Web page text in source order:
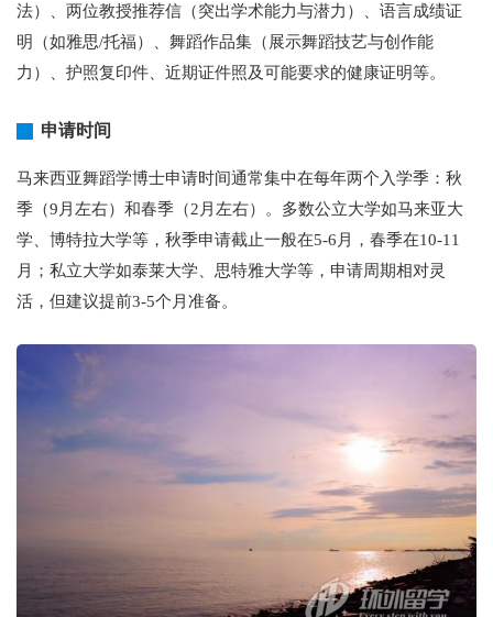
法）、两位教授推荐信（突出学术能力与潜力）、语言成绩证
明（如雅思/托福）、舞蹈作品集（展示舞蹈技艺与创作能
力）、护照复印件、近期证件照及可能要求的健康证明等。
申请时间
马来西亚舞蹈学博士申请时间通常集中在每年两个入学季：秋
季（9月左右）和春季（2月左右）。多数公立大学如马来亚大
学、博特拉大学等，秋季申请截止一般在5-6月，春季在10-11
月；私立大学如泰莱大学、思特雅大学等，申请周期相对灵
活，但建议提前3-5个月准备。